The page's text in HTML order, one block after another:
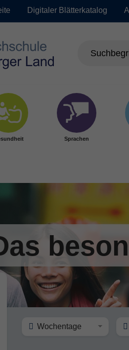
Digitaler Blätterkatalog
Sprachen
Wochentage